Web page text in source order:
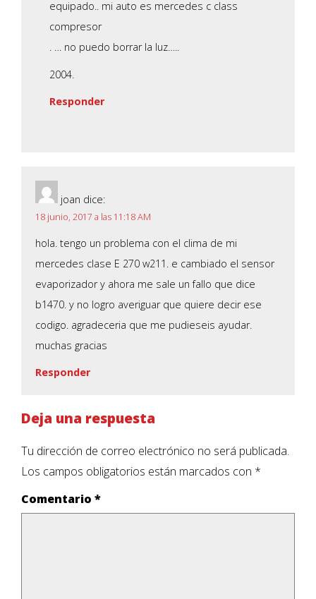
equipado.. mi auto es mercedes c class
compresor
. … no puedo borrar la luz…..
2004.
Responder
joan dice:
18 junio, 2017 a las 11:18 AM
hola. tengo un problema con el clima de mi
mercedes clase E 270 w211. e cambiado el sensor
evaporizador y ahora me sale un fallo que dice
b1470. y no logro averiguar que quiere decir ese
codigo. agradeceria que me pudieseis ayudar.
muchas gracias
Responder
Deja una respuesta
Tu dirección de correo electrónico no será publicada.
Los campos obligatorios están marcados con *
Comentario *